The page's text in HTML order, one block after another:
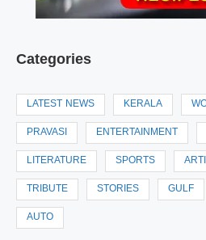
Categories
LATEST NEWS KERALA
PRAVASI ENTERTAINMENT
LITERATURE SPORTS
TRIBUTE STORIES GULF
AUTO